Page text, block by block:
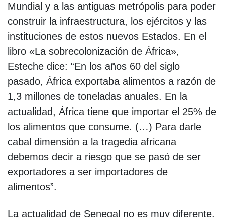
Mundial y a las antiguas metrópolis para poder
construir la infraestructura, los ejércitos y las
instituciones de estos nuevos Estados. En el
libro «La sobrecolonización de África»,
Esteche dice: “En los años 60 del siglo
pasado, África exportaba alimentos a razón de
1,3 millones de toneladas anuales. En la
actualidad, África tiene que importar el 25% de
los alimentos que consume. (…) Para darle
cabal dimensión a la tragedia africana
debemos decir a riesgo que se pasó de ser
exportadores a ser importadores de
alimentos”.
La actualidad de Senegal no es muy diferente.